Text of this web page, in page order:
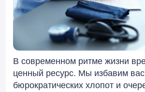
В современном ритме жизни
ценный ресурс. Мы избавим
бюрократических хлопот и